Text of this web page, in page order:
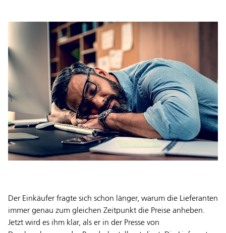
Der Einkäufer fragte sich schon länger, warum die Lieferanten
immer genau zum gleichen Zeitpunkt die Preise anheben.
Jetzt wird es ihm klar, als er in der Presse von